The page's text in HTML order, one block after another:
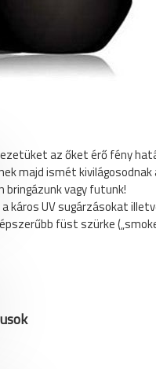
az őket érő fény
majd ismét
bringázunk vagy futunk!
UV sugárzásokat
füst szürke